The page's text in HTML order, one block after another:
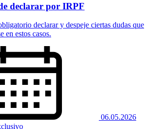
declarar por IRPF
declarar y despeje ciertas dudas que
en estos casos.
06.05.2026